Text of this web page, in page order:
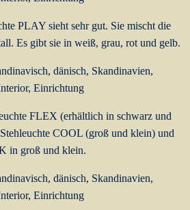
PLAY sieht sehr gut. Sie mischt die
Es gibt sie in weiß, grau, rot und gelb.
FLEX (erhältlich in schwarz und
COOL (groß und klein) und
in groß und klein.